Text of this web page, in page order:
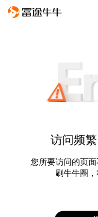
访问频
您所要访问的页
刷牛牛圈